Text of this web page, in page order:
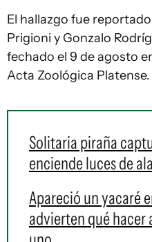
El hallazgo fue
Prigioni y Gonzalo
fechado el 9 de agosto
Acta Zoológica Platense.
Solitaria piraña
enciende luces de
Apareció un yacaré
advierten qué hacer